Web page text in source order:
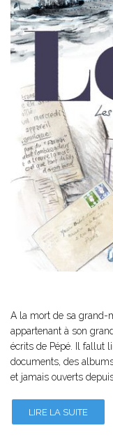
A la mort de sa grand-
appartenant à son
écrits de Pépé. Il fallut
documents, des
et jamais ouverts
LIRE LA SUITE